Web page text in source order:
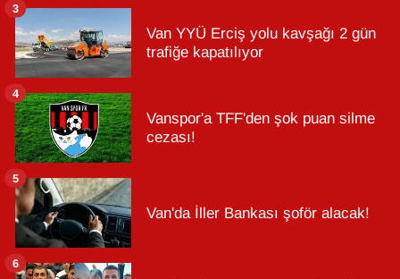
Van YYÜ Erciş yolu kavşağı 2 gün
trafiğe kapatılıyor
3
Vanspor'a TFF'den şok puan silme
cezası!
4
Van'da İller Bankası şoför alacak!
5
6